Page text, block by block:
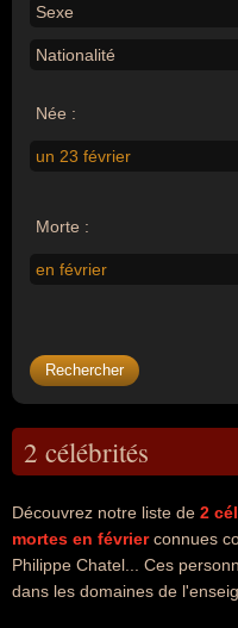
Sexe
Nationalité
Née :
un 23 février
Morte :
en février
2 célébrités
Découvrez notre liste de 2
mortes en févrierconnues
Philippe Chatel... Ces
dans les domaines de